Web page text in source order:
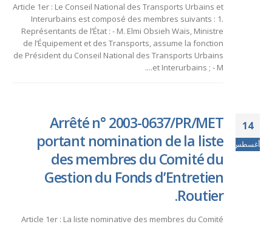
Article 1er : Le Conseil National des Transports Urbains et
Interurbains est composé des membres suivants : 1.
Représentants de l’État : - M. Elmi Obsieh Waïs, Ministre
de l’Équipement et des Transports, assume la fonction
de Président du Conseil National des Transports Urbains
et Interurbains ; - M....
14
أغسطس
Arrêté n° 2003-0637/PR/MET
portant nomination de la liste
des membres du Comité du
Gestion du Fonds d’Entretien
Routier.
Article 1er : La liste nominative des membres du Comité